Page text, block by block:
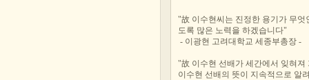
"故 이수현씨는 진정한 용기가 무
도록 많은 노력을 하겠습니다"
- 이광현 고려대학교 세종부총장 -
"故 이수현 선배가 세간에서 잊혀
이수현 선배의 뜻이 지속적으로 알